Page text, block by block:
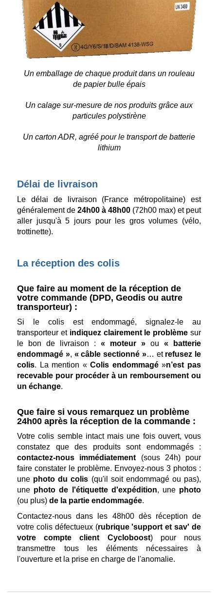
Un emballage de chaque produit dans un rouleau
de papier bulle épais
Un calage sur-mesure de nos produits grâce aux
particules polystirène
Un carton ADR, agréé pour le transport de batterie
lithium
Délai de livraison
Le délai de livraison (France métropolitaine) est
généralement de 24h00 à 48h00 (72h00 max) et peut
aller jusqu'à 5 jours pour les gros volumes (vélo,
trottinette).
La réception des colis
Que faire au moment de la réception de
votre commande (DPD, Geodis ou autre
transporteur) :
Si le colis est endommagé, signalez-le au
transporteur et indiquez clairement le problème sur
le bon de livraison : « moteur » ou « batterie
endommagé », « câble sectionné »… et refusez le
colis. La mention «Colis endommagé»n’est pas
recevable pour procéder à un remboursement ou
un échange.
Que faire si vous remarquez un problème
24h00 après la réception de la commande :
Votre colis semble intact mais une fois ouvert, vous
constatez que des produits sont endommagés :
contactez-nous immédiatement (sous 24h) pour
faire constater le problème. Envoyez-nous 3 photos :
une photo du colis (qu'il soit endommagé ou pas),
une photo de l'étiquette d'expédition, une photo
(ou plus) de la partie endommagée.
Contactez-nous dans les 48h00 dès réception de
votre colis défectueux (rubrique 'support et sav' de
votre compte client Cycloboost) pour nous
transmettre tous les éléments nécessaires à
l'ouverture et la prise en charge de l'anomalie.